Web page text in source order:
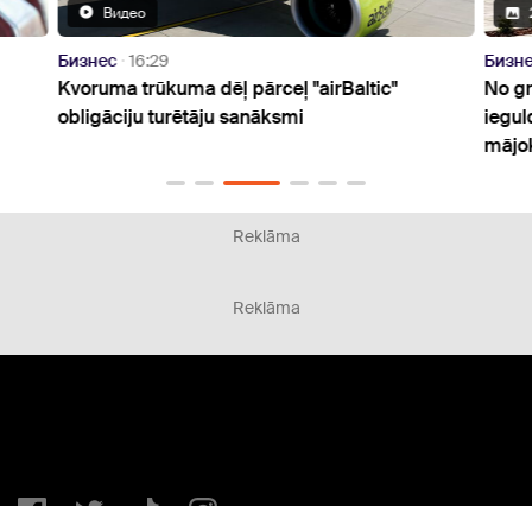
Видео
Бизнес 16:29
Kvoruma trūkuma dēļ pārceļ "airBaltic"
obligāciju turētāju sanāksmi
No
Reklāma
Reklāma